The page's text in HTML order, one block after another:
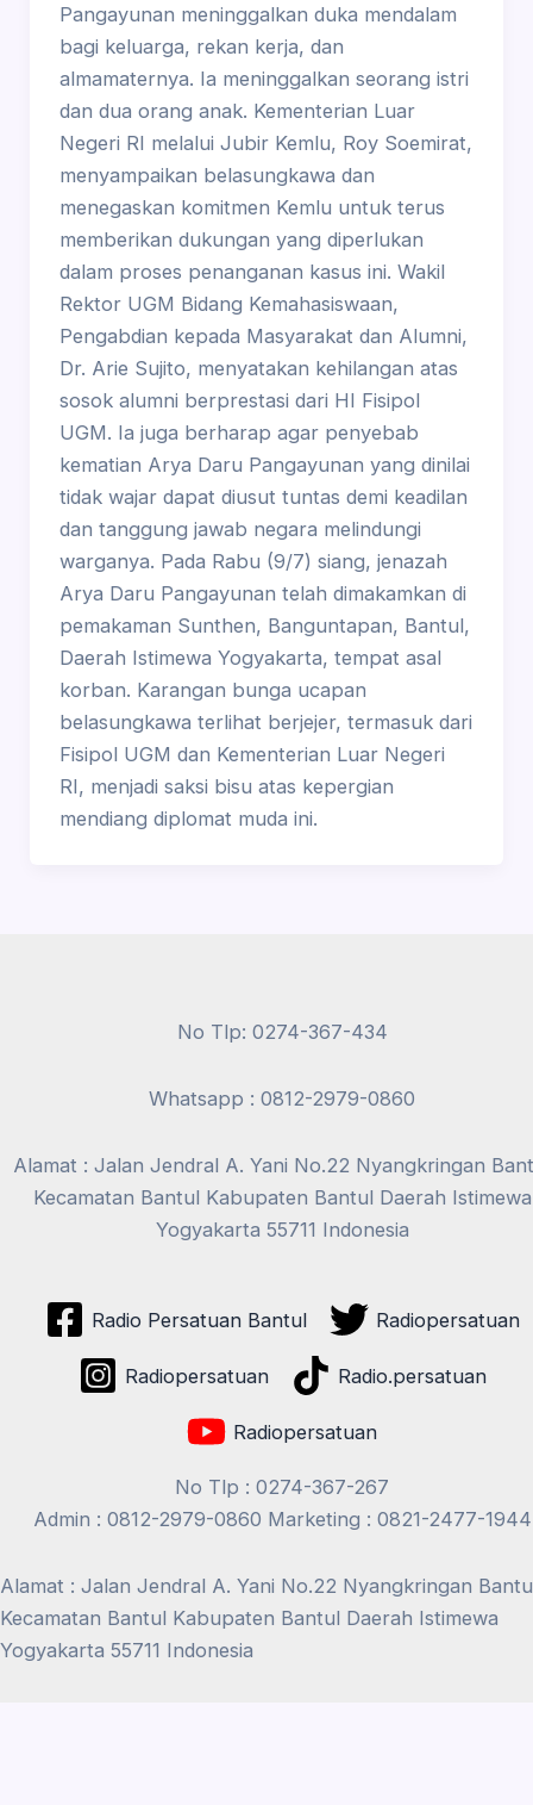
Pangayunan meninggalkan duka mendalam
bagi keluarga, rekan kerja, dan
almamaternya. Ia meninggalkan seorang istri
dan dua orang anak. Kementerian Luar
Negeri RI melalui Jubir Kemlu, Roy Soemirat,
menyampaikan belasungkawa dan
menegaskan komitmen Kemlu untuk terus
memberikan dukungan yang diperlukan
dalam proses penanganan kasus ini. Wakil
Rektor UGM Bidang Kemahasiswaan,
Pengabdian kepada Masyarakat dan Alumni,
Dr. Arie Sujito, menyatakan kehilangan atas
sosok alumni berprestasi dari HI Fisipol
UGM. Ia juga berharap agar penyebab
kematian Arya Daru Pangayunan yang dinilai
tidak wajar dapat diusut tuntas demi keadilan
dan tanggung jawab negara melindungi
warganya. Pada Rabu (9/7) siang, jenazah
Arya Daru Pangayunan telah dimakamkan di
pemakaman Sunthen, Banguntapan, Bantul,
Daerah Istimewa Yogyakarta, tempat asal
korban. Karangan bunga ucapan
belasungkawa terlihat berjejer, termasuk dari
Fisipol UGM dan Kementerian Luar Negeri
RI, menjadi saksi bisu atas kepergian
mendiang diplomat muda ini.
No Tlp: 0274-367-434
Whatsapp : 0812-2979-0860
Alamat : Jalan Jendral A. Yani No.22 Nyangkringan
Kecamatan Bantul Kabupaten Bantul Daerah Istimewa
Yogyakarta 55711 Indonesia
Radio Persatuan Bantul Radiopersatuan
Radiopersatuan Radio.persatuan
Radiopersatuan
No Tlp : 0274-367-267
Admin : 0812-2979-0860 Marketing : 0821-2477-1944
Alamat : Jalan Jendral A. Yani No.22 Nyangkringan
Kecamatan Bantul Kabupaten Bantul Daerah Istimewa
Yogyakarta 55711 Indonesia